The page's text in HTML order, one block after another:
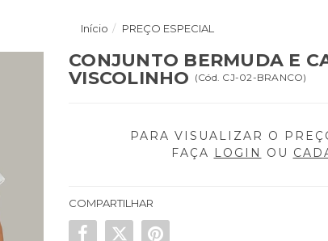
Início PREÇO ESPECIAL
CONJUNTO BERMUDA E
VISCOLINHO (Cód. CJ-02-BRANCO)
PARA VISUALIZAR O
FAÇA LOGIN OU
COMPARTILHAR